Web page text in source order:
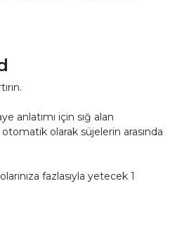
anlatımı için sığ alan
olarak süjelerin arasında
fazlasıyla yetecek 1